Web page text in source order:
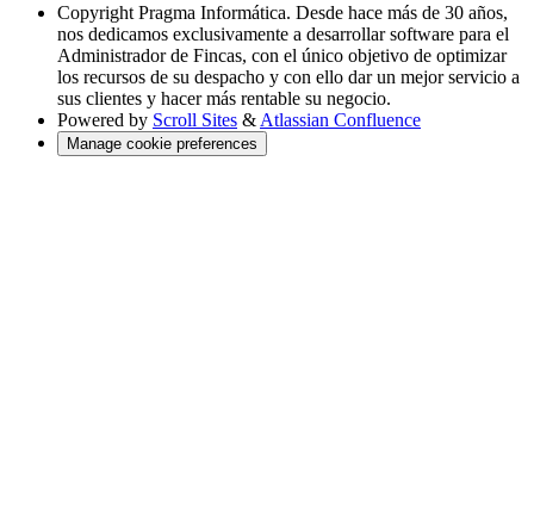
Copyright Pragma Informática. Desde hace más de 30 años,
nos dedicamos exclusivamente a desarrollar software para el
Administrador de Fincas, con el único objetivo de optimizar
los recursos de su despacho y con ello dar un mejor servicio a
sus clientes y hacer más rentable su negocio.
Powered by Scroll Sites & Atlassian Confluence
Manage cookie preferences